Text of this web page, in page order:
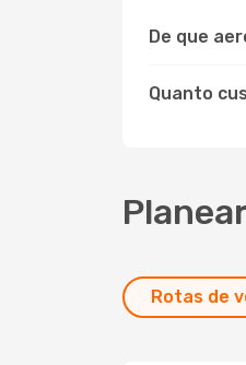
De que
Quanto
Rotas de